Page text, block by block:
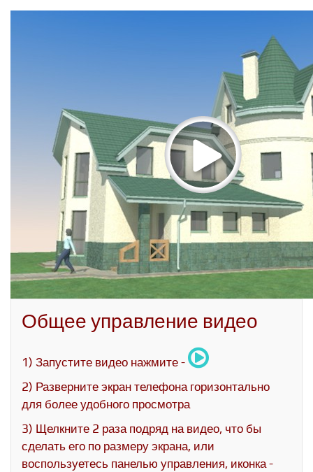
Общее управление видео
1) Запустите видео нажмите -
2) Разверните экран телефона горизонтально
для более удобного просмотра
3) Щелкните 2 раза подряд на видео, что бы
сделать его по размеру экрана, или
воспользуетесь панелью управления, иконка -